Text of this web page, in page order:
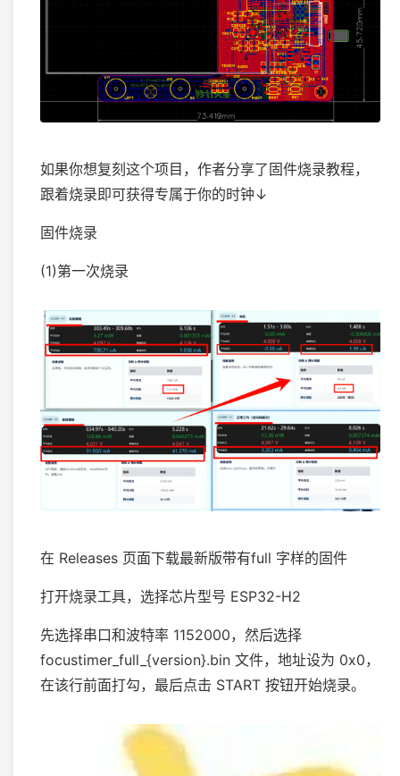
如果你想复刻这个项目，作者分享了固件烧录教程，
跟着烧录即可获得专属于你的时钟↓
固件烧录
(1)第一次烧录
在 Releases 页面下载最新版带有full 字样的固件
打开烧录工具，选择芯片型号 ESP32-H2
先选择串口和波特率 1152000，然后选择
focustimer_full_{version}.bin 文件，地址设为 0x0，
在该行前面打勾，最后点击 START 按钮开始烧录。